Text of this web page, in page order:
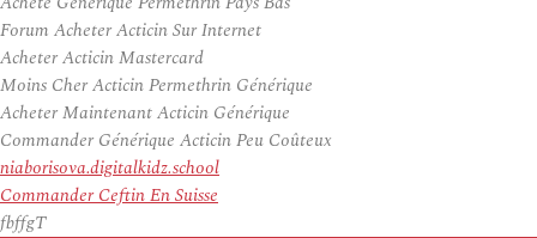
Forum Acheter Acticin Sur Internet
Acheter Acticin Mastercard
Moins Cher Acticin Permethrin Générique
Acheter Maintenant Acticin Générique
Commander Générique Acticin Peu Coûteux
niaborisova.digitalkidz.school
Commander Ceftin En Suisse
fbffgT